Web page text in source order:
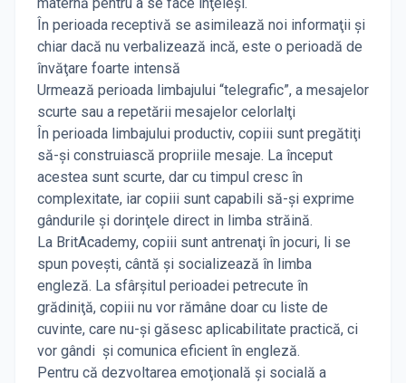
În perioada receptivă se asimilează noi informaţii şi
chiar dacă nu verbalizează incă, este o perioadă de
învăţare foarte intensă
Urmează perioada limbajului “telegrafic”, a mesajelor
scurte sau a repetării mesajelor celorlalţi
În perioada limbajului productiv, copiii sunt pregătiţi
să-şi construiască propriile mesaje. La început
acestea sunt scurte, dar cu timpul cresc în
complexitate, iar copiii sunt capabili să-şi exprime
gândurile şi dorinţele direct in limba străină.
La BritAcademy, copiii sunt antrenaţi în jocuri, li se
spun poveşti, cântă şi socializează în limba
engleză. La sfârşitul perioadei petrecute în
grădiniţă, copiii nu vor rămâne doar cu liste de
cuvinte, care nu-şi găsesc aplicabilitate practică, ci
vor gândi şi comunica eficient în engleză.
Pentru că dezvoltarea emoţională şi socială a